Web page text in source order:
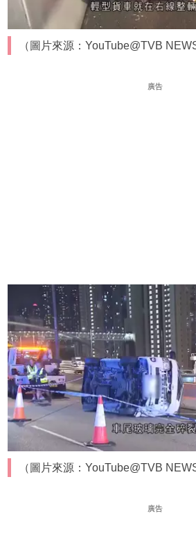
（圖片來源：YouTube@TVB
廣告
（圖片來源：YouTube@TVB
廣告